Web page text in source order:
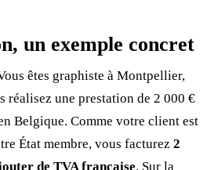
un exemple concret
êtes graphiste à Montpellier,
réalisez une prestation de 2 000 €
Belgique. Comme votre client est
État membre, vous facturez 2
de TVA française. Sur la